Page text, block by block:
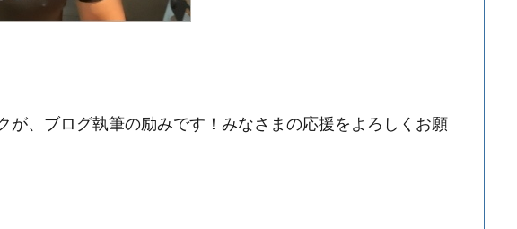
が、ブログ執筆の励みです！みなさまの応援をよろしくお願